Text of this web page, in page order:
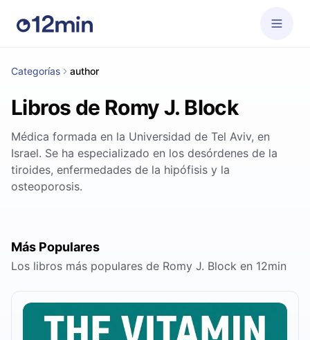
Categorías author
Libros de Romy J. Block
Médica formada en la Universidad de Tel Aviv, en
Israel. Se ha especializado en los desórdenes de la
tiroides, enfermedades de la hipófisis y la
osteoporosis.
Más Populares
Los libros más populares de Romy J. Block en 12min